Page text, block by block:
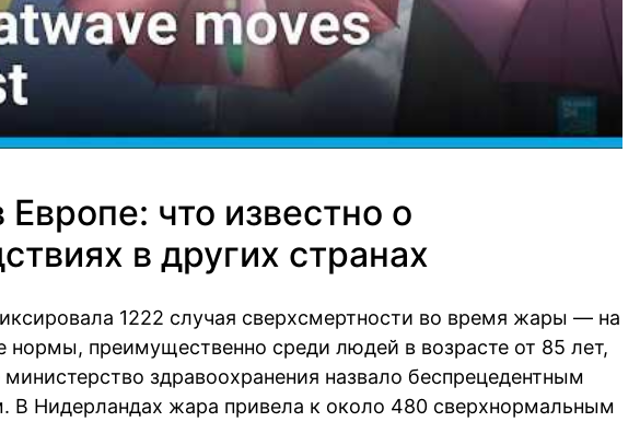
что известно о
в других странах
1222 случая сверхсмертности во время жары — на
нормы, преимущественно среди людей в возрасте от 85 лет,
министерство здравоохранения назвало беспрецедентным
В Нидерландах жара привела к около 480 сверхнормальным